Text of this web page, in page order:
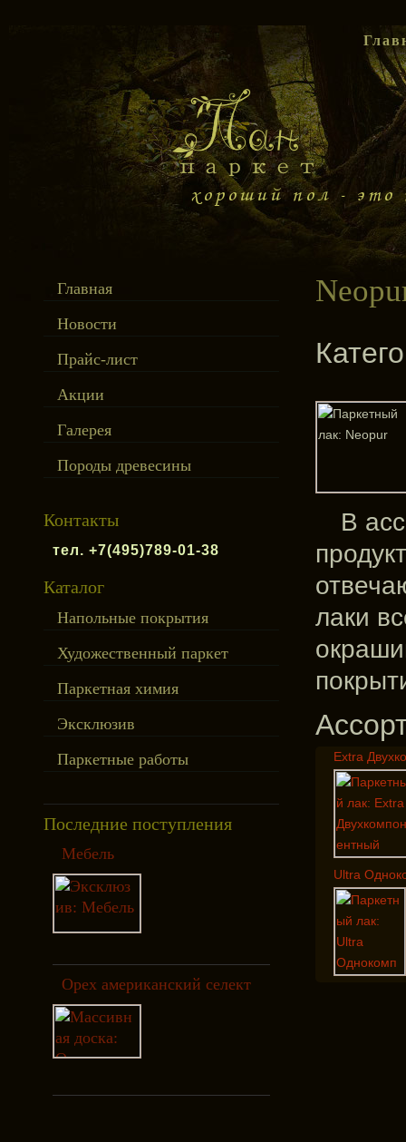
Главная
Новости
Прайс-лист
Акции
Галерея
Породы древесины
Контакты
тел. +7(495)789-01-38
Каталог
Напольные покрытия
Художественный паркет
Паркетная химия
Эксклюзив
Паркетные работы
Последние поступления
Мебель
Орех американский селект
В
лаки
Extra
Ultra